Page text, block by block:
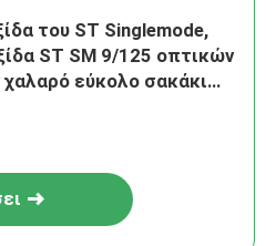
του ST Singlemode,
ST SM 9/125 οπτικών
χαλαρό εύκολο σακάκι